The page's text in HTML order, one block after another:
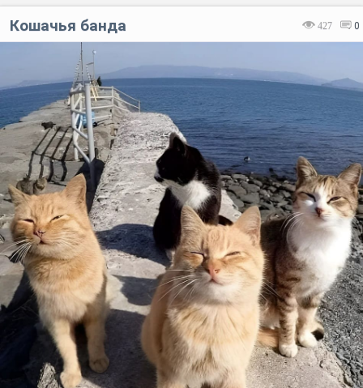
427 0
Кошачья банда